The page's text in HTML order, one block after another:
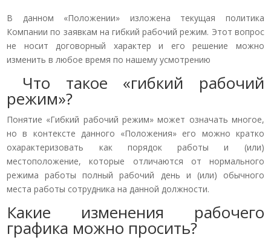
В данном «Положении» изложена текущая политика
Компании по заявкам на гибкий рабочий режим. Этот вопрос
не носит договорный характер и его решение можно
изменить в любое время по нашему усмотрению
Что такое «гибкий рабочий
режим»?
Понятие «Гибкий рабочий режим» может означать многое,
но в контексте данного «Положения» его можно кратко
охарактеризовать как порядок работы и (или)
местоположение, которые отличаются от нормального
режима работы полный рабочий день и (или) обычного
места работы сотрудника на данной должности.
Какие изменения рабочего
графика можно просить?